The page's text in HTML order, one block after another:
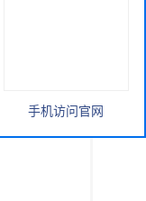
手机访问官网